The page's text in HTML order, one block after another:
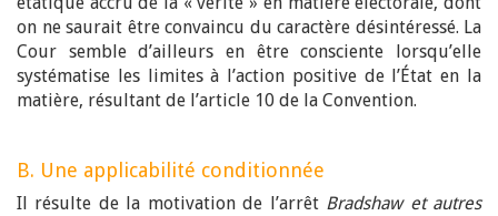
on ne saurait être convaincu du caractère désintéressé. La
Cour semble d’ailleurs en être consciente lorsqu’elle
systématise les limites à l’action positive de l’État en la
matière, résultant de l’article 10 de la Convention.
B. Une applicabilité conditionnée
Il résulte de la motivation de l’arrêt Bradshaw et autres